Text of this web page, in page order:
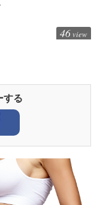
46 view
する